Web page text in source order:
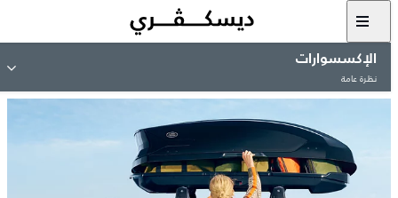
الإكسسوارات
نظرة عامة